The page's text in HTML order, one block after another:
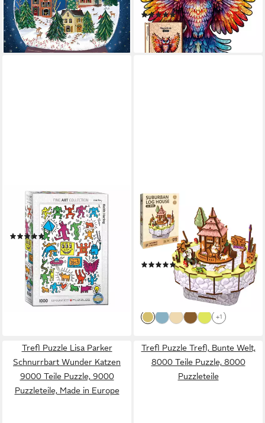
Goldfolierung, Puzzleteile
12,99 €
lieferbar - in 3-4 Werktagen bei dir
Puzzleteile
(1)
ab 24,90 €
lieferbar - in 3-4 Werktagen bei dir
EUROGRAPHICS
Puzzle Keith Haring Collage,
1000 Puzzleteile
(1)
ab 15,39 €
lieferbar - in 2-3 Werktagen bei dir
ESUN
3D-Puzzle 3D Holz Musikbox
und Musik Holzpuzzle
Modellbausatz für
Erwachsene, 99 Puzzleteile,
DIY Modellbau, Basteln,
Wohnkultur, Geschenk
(1)
UVP40,99 €
lieferbar - in 2-3 Werktagen bei dir
+1
Trefl Puzzle Lisa Parker
Schnurrbart Wunder Katzen
9000 Teile Puzzle, 9000
Puzzleteile, Made in Europe
Trefl Puzzle Trefl, Bunte Welt,
8000 Teile Puzzle, 8000
Puzzleteile